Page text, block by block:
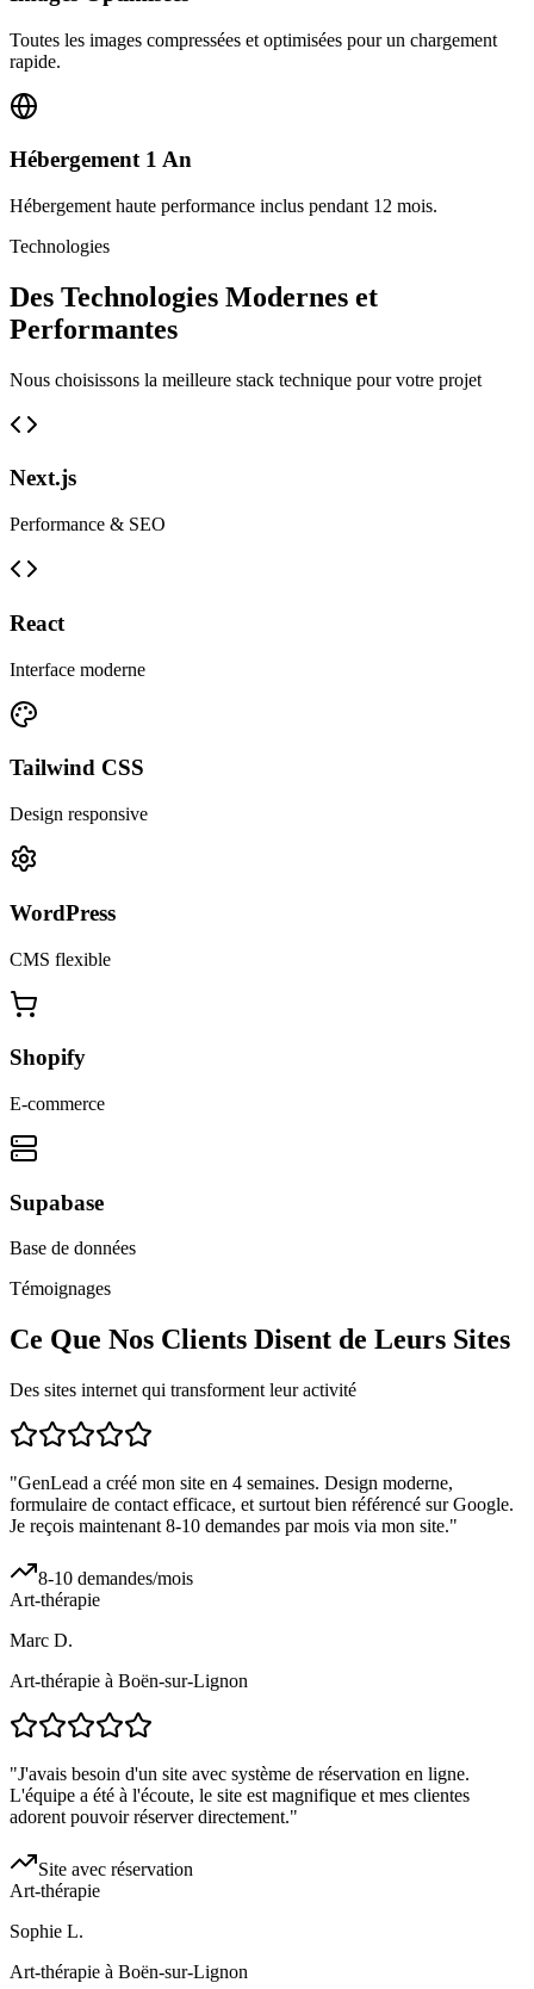
Toutes les images compressées et optimisées pour un chargement
rapide.
Hébergement 1 An
Hébergement haute performance inclus pendant 12 mois.
Technologies
Des Technologies Modernes et
Performantes
Nous choisissons la meilleure stack technique pour votre projet
Next.js
Performance & SEO
React
Interface moderne
Tailwind CSS
Design responsive
WordPress
CMS flexible
Shopify
E-commerce
Supabase
Base de données
Témoignages
Ce Que Nos Clients Disent de Leurs Sites
Des sites internet qui transforment leur activité
"GenLead a créé mon site en 4 semaines. Design moderne,
formulaire de contact efficace, et surtout bien référencé sur Google.
Je reçois maintenant 8-10 demandes par mois via mon site."
8-10 demandes/mois
Art-thérapie
Marc D.
Art-thérapie à Boën-sur-Lignon
"J'avais besoin d'un site avec système de réservation en ligne.
L'équipe a été à l'écoute, le site est magnifique et mes clientes
adorent pouvoir réserver directement."
Site avec réservation
Art-thérapie
Sophie L.
Art-thérapie à Boën-sur-Lignon